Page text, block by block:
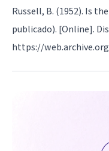
Russell, B. (1952). Is
publicado). [Online].
https://